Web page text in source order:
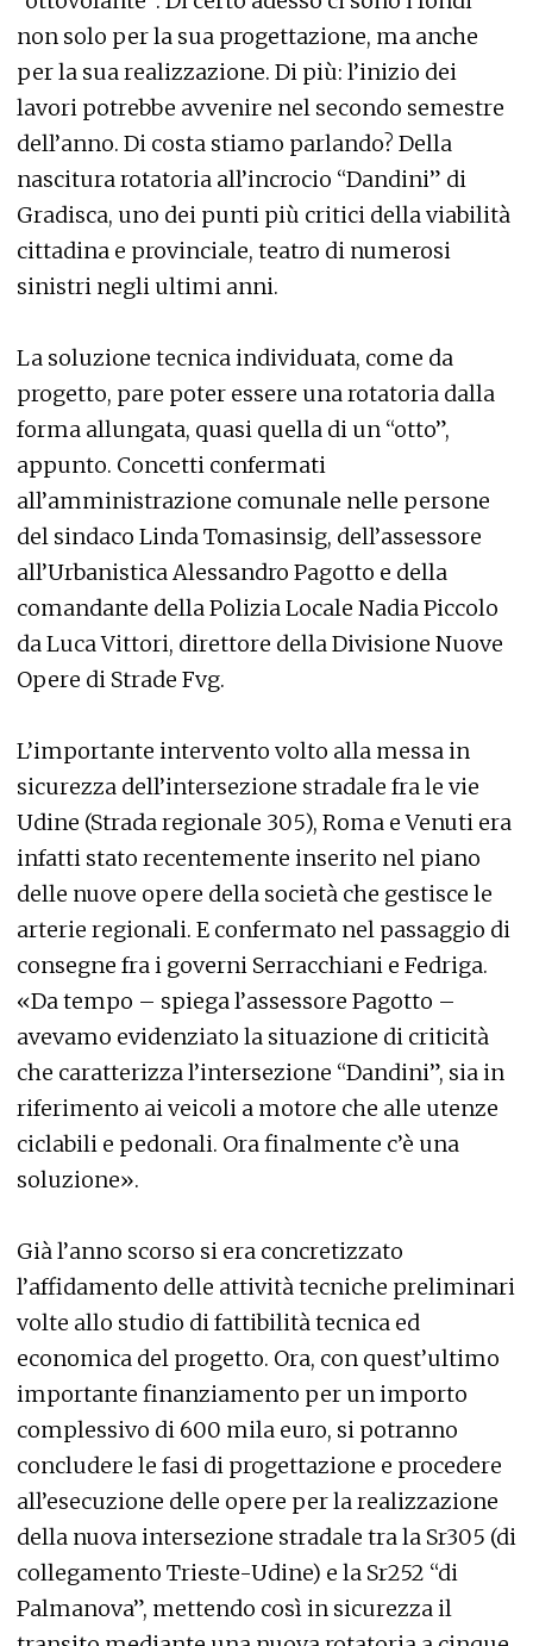
non solo per la sua progettazione, ma anche
per la sua realizzazione. Di più: l’inizio dei
lavori potrebbe avvenire nel secondo semestre
dell’anno. Di costa stiamo parlando? Della
nascitura rotatoria all’incrocio “Dandini” di
Gradisca, uno dei punti più critici della viabilità
cittadina e provinciale, teatro di numerosi
sinistri negli ultimi anni.
La soluzione tecnica individuata, come da
progetto, pare poter essere una rotatoria dalla
forma allungata, quasi quella di un “otto”,
appunto. Concetti confermati
all’amministrazione comunale nelle persone
del sindaco Linda Tomasinsig, dell’assessore
all’Urbanistica Alessandro Pagotto e della
comandante della Polizia Locale Nadia Piccolo
da Luca Vittori, direttore della Divisione Nuove
Opere di Strade Fvg.
L’importante intervento volto alla messa in
sicurezza dell’intersezione stradale fra le vie
Udine (Strada regionale 305), Roma e Venuti era
infatti stato recentemente inserito nel piano
delle nuove opere della società che gestisce le
arterie regionali. E confermato nel passaggio di
consegne fra i governi Serracchiani e Fedriga.
«Da tempo – spiega l’assessore Pagotto –
avevamo evidenziato la situazione di criticità
che caratterizza l’intersezione “Dandini”, sia in
riferimento ai veicoli a motore che alle utenze
ciclabili e pedonali. Ora finalmente c’è una
soluzione».
Già l’anno scorso si era concretizzato
l’affidamento delle attività tecniche preliminari
volte allo studio di fattibilità tecnica ed
economica del progetto. Ora, con quest’ultimo
importante finanziamento per un importo
complessivo di 600 mila euro, si potranno
concludere le fasi di progettazione e procedere
all’esecuzione delle opere per la realizzazione
della nuova intersezione stradale tra la Sr305 (di
collegamento Trieste-Udine) e la Sr252 “di
Palmanova”, mettendo così in sicurezza il